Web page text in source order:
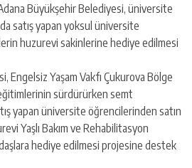
Büyükşehir Belediyesi, üniversite
satış yapan yoksul üniversite
huzurevi sakinlerine hediye edilmesi
Engelsiz Yaşam Vakfı Çukurova Bölge
sürdürürken semt
yapan üniversite öğrencilerinden satın
Yaşlı Bakım ve Rehabilitasyon
hediye edilmesi projesine destek